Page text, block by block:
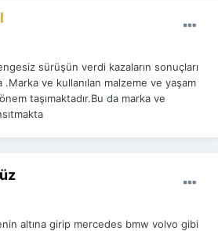
sürüşün verdi kazaların sonuçları
.Marka ve kullanılan malzeme ve yaşam
taşımaktadır.Bu da marka ve
altına girip mercedes bmw volvo gibi